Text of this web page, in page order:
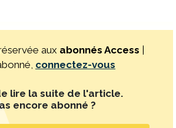
aux abonnés Access
connectez-vous
lire la suite de l'article.
encore abonné ?